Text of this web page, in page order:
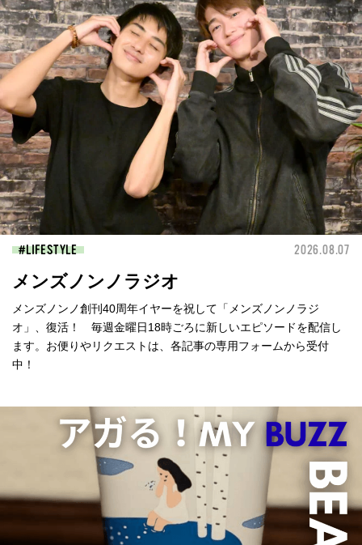
LIFESTYLE 2026.08.07
メンズノンノラジオ
メンズノンノ創刊40周年イヤーを祝して「メンズノンノラジ
オ」、復活！ 毎週金曜日18時ごろに新しいエピソードを配信し
ます。お便りやリクエストは、各記事の専用フォームから受付
中！